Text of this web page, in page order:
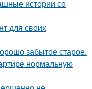
истории со
для своих
забытое старое.
нормальную